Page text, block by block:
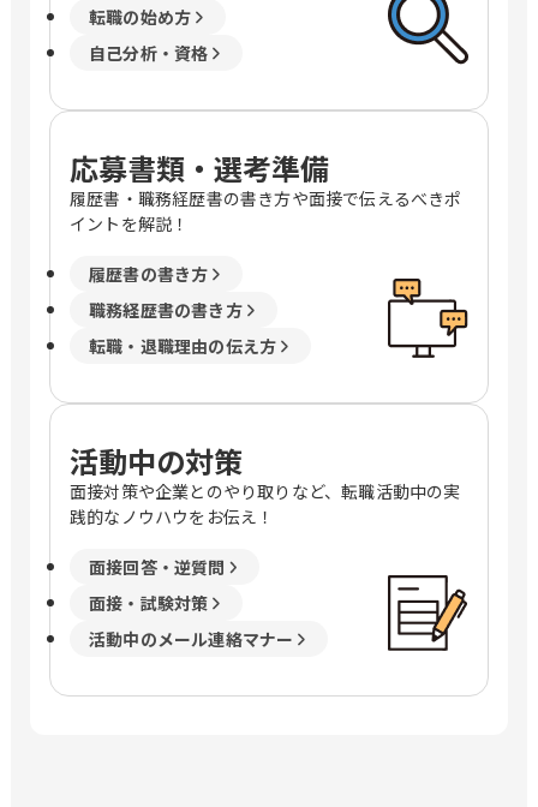
転職の始め方
自己分析・資格
応募書類・選考準備
履歴書・職務経歴書の書き方や面接で伝えるべきポ
イントを解説！
履歴書の書き方
職務経歴書の書き方
転職・退職理由の伝え方
活動中の対策
面接対策や企業とのやり取りなど、転職活動中の実
践的なノウハウをお伝え！
面接回答・逆質問
面接・試験対策
活動中のメール連絡マナー